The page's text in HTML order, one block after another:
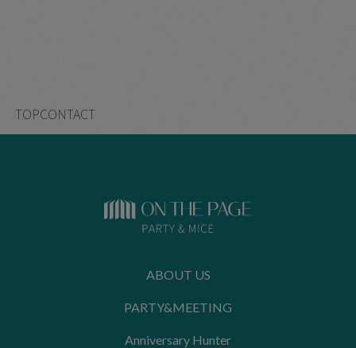
TOPCONTACT
ABOUT US
PARTY&MEETING
Anniversary Hunter